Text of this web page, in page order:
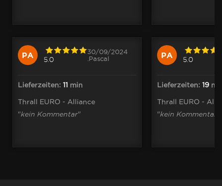
PA 5.0
30/09/2024
.Pascal
Lieferzeiten: 11 min
Thrall EURO - Alliance
"kein Kommentar"
PA 5.0
Lieferzeiten: 19
Thrall EURO -
"kein Kommentar